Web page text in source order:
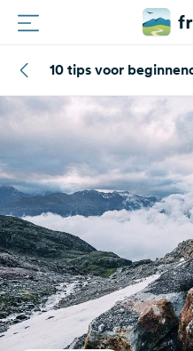
Routes
Campings
Magazine
Partners
Registreren
Inloggen
10 tips voor